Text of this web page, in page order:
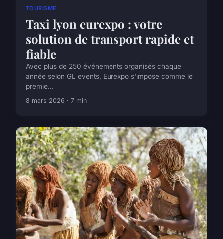
TOURISME
Taxi lyon eurexpo : votre
solution de transport rapide et
fiable
Avec plus de 250 événements organisés chaque
année selon GL events, Eurexpo s'impose comme le
premie...
8 mars 2026 · 7 min